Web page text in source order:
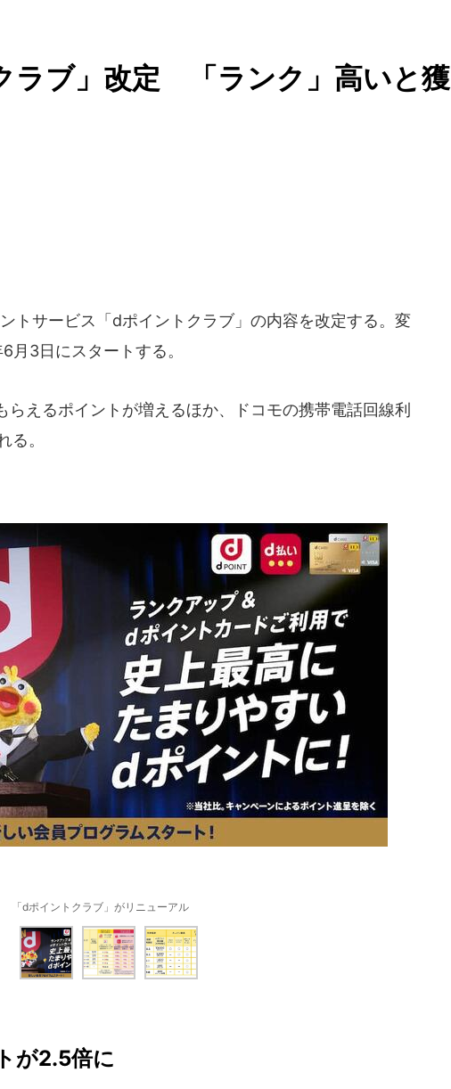
ラブ」改定 「ランク」高いと獲
トサービス「dポイントクラブ」の内容を改定する。変
月3日にスタートする。
えるポイントが増えるほか、ドコモの携帯電話回線利
る。
「dポイントクラブ」がリニューアル
が2.5倍に